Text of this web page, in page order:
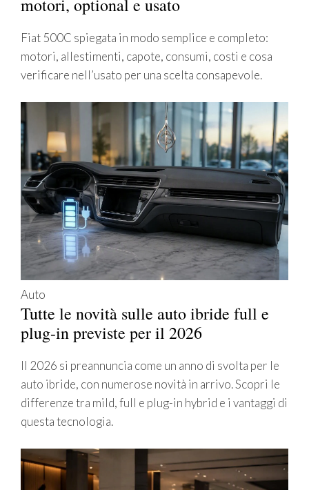
motori, optional e usato
Fiat 500C spiegata in modo semplice e completo:
motori, allestimenti, capote, consumi, costi e cosa
verificare nell’usato per una scelta consapevole.
Auto
Tutte le novità sulle auto ibride full e
plug-in previste per il 2026
Il 2026 si preannuncia come un anno di svolta per le
auto ibride, con numerose novità in arrivo. Scopri le
differenze tra mild, full e plug-in hybrid e i vantaggi di
questa tecnologia.